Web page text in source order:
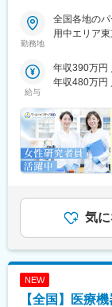
勤務地
全国各地の
用中エリア
プロジェク
す。※U・Iタ
好きな場所
細は選考時
株式会社中
日本化薬株
式会社 大舘
都宮株式会
化学EMS株
給与
年収390万円
年収480万円
気
NEW
【全国】医療